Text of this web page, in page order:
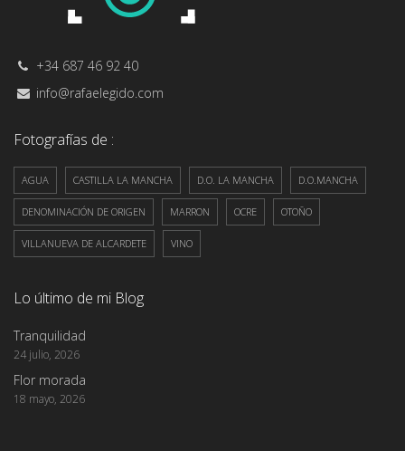
+34 687 46 92 40
info@rafaelegido.com
Fotografías de :
AGUA CASTILLA LA MANCHA D.O. LA MANCHA D.O.MANCHA
DENOMINACIÓN DE ORIGEN MARRON OCRE OTOÑO
VILLANUEVA DE ALCARDETE VINO
Lo último de mi Blog
Tranquilidad
24 julio, 2026
Flor morada
18 mayo, 2026